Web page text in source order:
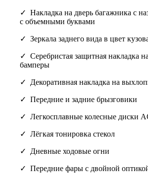
Накладка на дверь багажника с
с объемными буквами
Зеркала заднего вида в цвет
Cеребристая защитная накладка
бамперы
Декоративная накладка на
Передние и задние брызговики
Легкосплавные колесные диски
Лёгкая тонировка стекол
Дневные ходовые огни
Передние фары с двойной